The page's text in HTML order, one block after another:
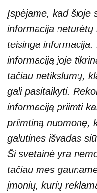
Įspėjame, kad šioje
informacija neturėtų
teisinga
informaciją joje
tačiau netikslumų,
gali pasitaikyti.
informaciją priimti
priimtiną nuomonę,
galutines išvadas
Ši svetainė yra
tačiau mes
įmonių, kurių